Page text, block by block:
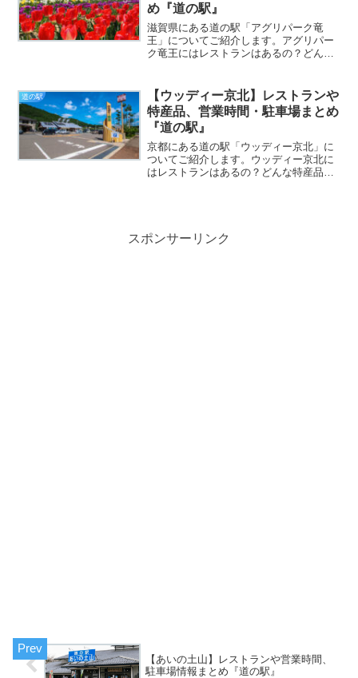
め『道の駅』
滋賀県にある道の駅「アグリパーク竜
王」についてご紹介します。アグリパー
ク竜王にはレストランはあるの？どんな
にしてください※施設によって営業時間
の変更や休業の可能性があり...
道の駅
【ウッディー京北】レストランや
特産品、営業時間・駐車場まとめ
『道の駅』
京都にある道の駅「ウッディー京北」に
ついてご紹介します。ウッディー京北に
はレストランはあるの？どんな特産品・
スポンサーリンク
【あいの土山】レストランや営業時間、
駐車場情報まとめ『道の駅』